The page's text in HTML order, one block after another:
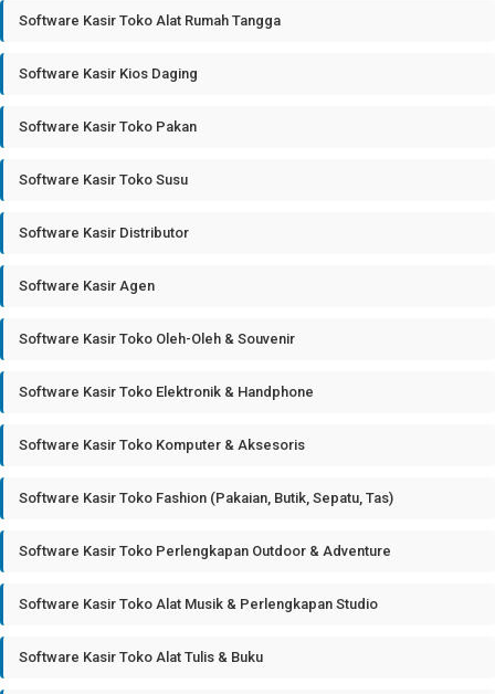
Software Kasir Toko Alat Rumah Tangga
Software Kasir Kios Daging
Software Kasir Toko Pakan
Software Kasir Toko Susu
Software Kasir Distributor
Software Kasir Agen
Software Kasir Toko Oleh-Oleh & Souvenir
Software Kasir Toko Elektronik & Handphone
Software Kasir Toko Komputer & Aksesoris
Software Kasir Toko Fashion (Pakaian, Butik, Sepatu, Tas)
Software Kasir Toko Perlengkapan Outdoor & Adventure
Software Kasir Toko Alat Musik & Perlengkapan Studio
Software Kasir Toko Alat Tulis & Buku